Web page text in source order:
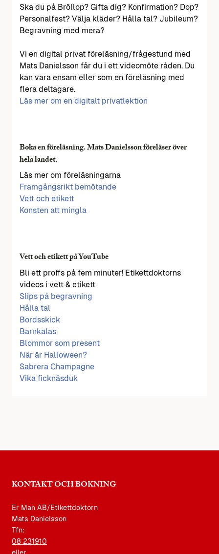
Ska du på Bröllop? Gifta dig? Konfirmation? Dop?
Personalfest? Välja kläder? Hålla tal? Jubileum?
Begravning med mera?
Vi en digital privat föreläsning/frågestund med
Mats Danielsson får du i ett videomöte råden. Du
kan vara ensam eller som en föreläsning med
flera deltagare.
Läs mer om en digitalt privatlektion
Boka en föreläsning. Mats Danielsson föreläser över
hela landet.
Läs mer om föreläsningarna
Framgångsrikt bemötande
Vett och etikett
Konsten att mingla
Vett och etikett på YouTube
Bli ett proffs på fem minuter! Etikettdoktorns
videos i vett & etikett
Slips på begravning
Hålla tal
Bordsskick
Barnkalas
Blommor som present
När är Halloween?
Sabrera Champagne
Vika ficknäsduk
KONTAKT OCH BOKNING
Er Man AB/Etikettdoktorn
Mats Danielsson
Tfn:
08 231910
eller